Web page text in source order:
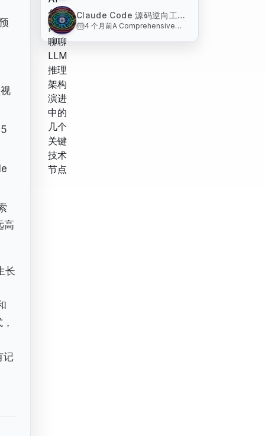
高
长
记
模型之于现代人类，如同
智慧之于原始人类，不仅
不可或缺，更不可退化。
Agent
的名词已经是一头雾水了。
这篇文章以杂谈的形式，和
大家聊聊这里的几个关键技
术节
训练框架，目前开源社区
的 RL 训练框架可以说百
Claude Code 源码逆向工程
与系统性分析！Harness
4 个月前A Comprehensive
Infrastructure Design